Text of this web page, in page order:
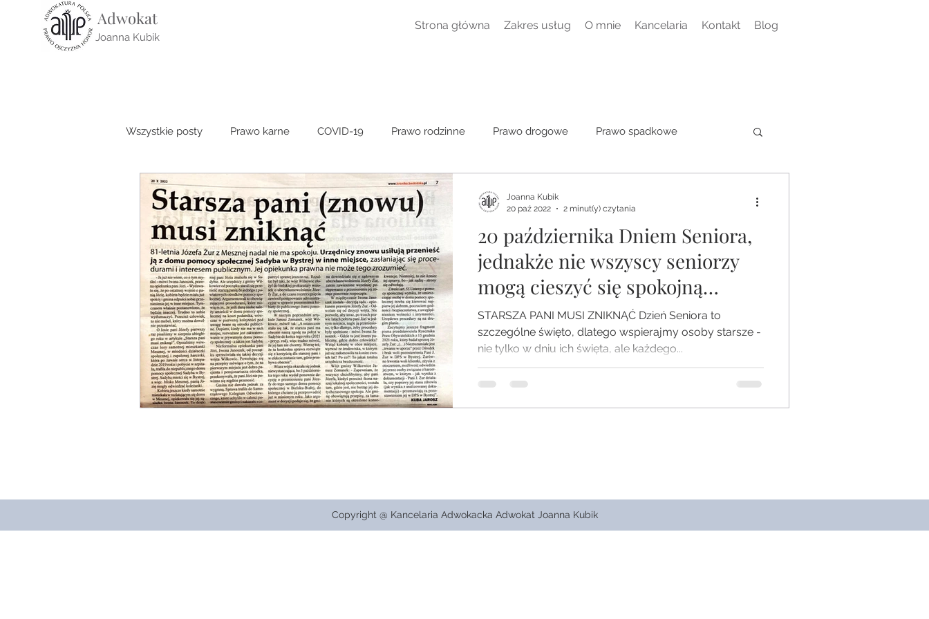
Adwokat
Joanna Kubik
Strona główna Zakres usług O mnie Kancelaria Kontakt Blog
Wszystkie posty Prawo karne COVID-19 Prawo rodzinne Prawo drogowe Prawo spadkowe
Prawo cywilne Prawo medyczne Ogólne
20 października Dniem Seniora,
jednakże nie wszyscy seniorzy
mogą cieszyć się spokojną
starością …
STARSZA PANI MUSI ZNIKNĄĆ Dzień Seniora to
szczególne święto, dlatego wspierajmy osoby starsze -
nie tylko w dniu ich święta, ale każdego...
Joanna Kubik
20 paź 2022
2 minut(y) czytania
Copyright @ Kancelaria Adwokacka Adwokat Joanna Kubik